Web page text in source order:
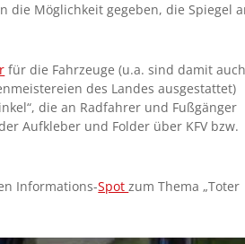
die Möglichkeit gegeben, die Spiegel
für die Fahrzeuge (u.a. sind damit auch
des Landes ausgestattet)
die an Radfahrer und Fußgänger
Aufkleber und Folder über KFV bzw.
Informations-Spotzum Thema „Toter